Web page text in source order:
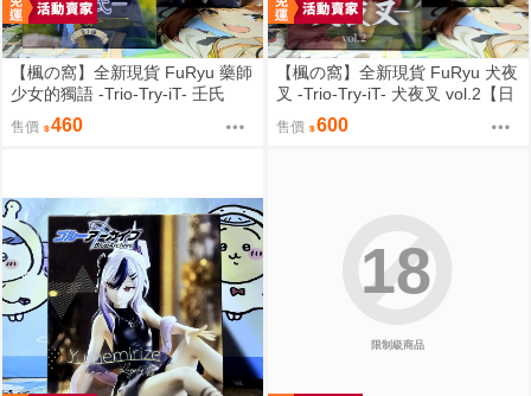
【楓の窩】全新現貨 FuRyu 藥師
少女的獨語 -Trio-Try-iT- 壬氏
【日版】
售價 460
【楓の窩】全新現貨 FuRyu 犬夜
叉 -Trio-Try-iT- 犬夜叉 vol.2【日
售價 600
限制級商品
18